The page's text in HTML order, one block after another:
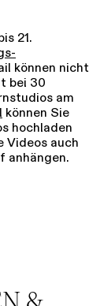
21.
können nicht
bei 30
am
können Sie
hochladen
Videos auch
anhängen.